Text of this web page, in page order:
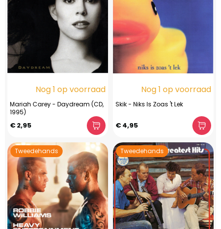
Nog 1 op voorraad
Mariah Carey - Daydream (CD,
1995)
€ 2,95
Nog 1 op voorraad
Skik - Niks Is Zoas 't Lek
€ 4,95
Tweedehands Tweedehands